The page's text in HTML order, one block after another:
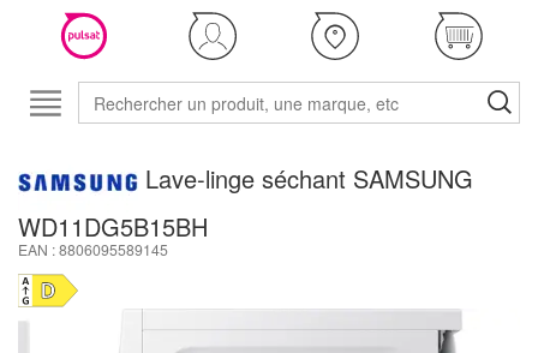
Lave-linge séchant SAMSUNG
WD11DG5B15BH
EAN : 8806095589145